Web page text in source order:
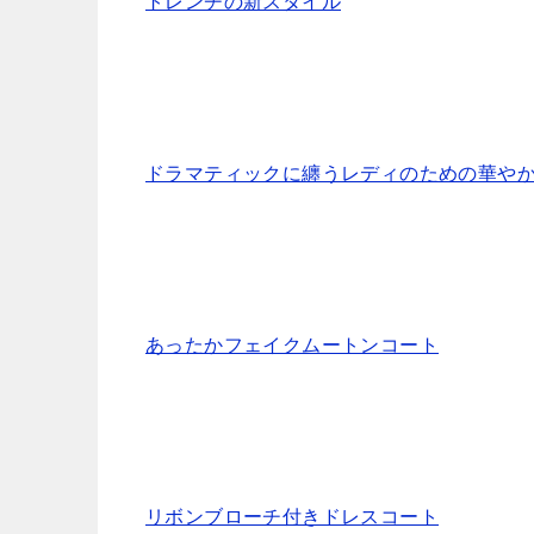
ドラマティックに纏うレディのための華や
あったかフェイクムートンコート
リボンブローチ付きドレスコート